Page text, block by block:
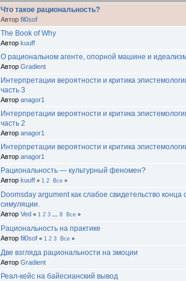
Что такое рациональность?
Автор fil0sof
The Book of Why
Автор kuuff
О рациональном агенте, опорной машине и
Автор Gradient
Интерпретации вероятности и критика
часть 3
Автор anagor1
Интерпретации вероятности и критика
часть 2
Автор anagor1
Интерпретации вероятности и критика
Автор anagor1
Рациональность — культурный феномен?
Автор kuuff « 1 2 Все »
Doomsday argument как слабое свидетельство конца
симуляции.
Автор Ved « 1 2 3 8 Все »
Рациональность на практике
Автор fil0sof « 1 2 3 Все »
Две взгляда рациональности на эмоции
Автор Gradient
Реал-кейс на байесианский вывод